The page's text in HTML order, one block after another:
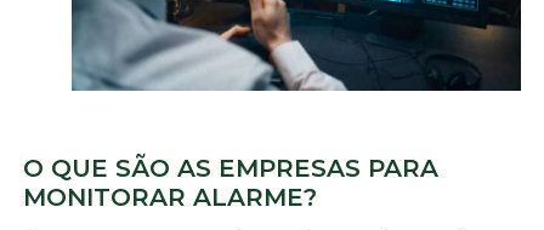
O QUE SÃO AS EMPRESAS PARA
MONITORAR ALARME?